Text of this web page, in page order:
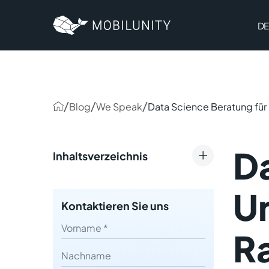
content
/Blog/We Speak/Data Science Beratung
Inhaltsverzeichnis
Science Beratung
Typische Herausforderungen
und wie Data-Science-
Beratung sie löst
Kontaktieren Sie uns
First name
Nachname